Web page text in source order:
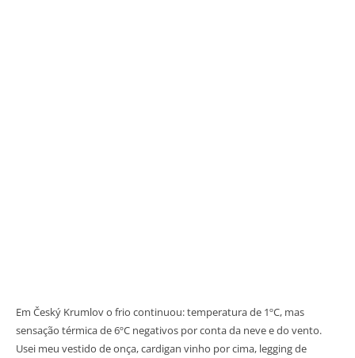
Em Český Krumlov o frio continuou: temperatura de 1ºC, mas
sensação térmica de 6ºC negativos por conta da neve e do vento.
Usei meu vestido de onça, cardigan vinho por cima, legging de